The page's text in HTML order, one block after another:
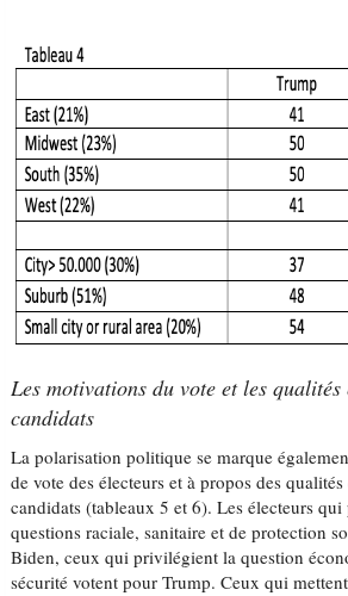
Les motivations du vote et les qualités
candidats
La polarisation politique se marque
de vote des électeurs et à propos des
candidats (tableaux 5 et 6). Les électeurs
questions raciale, sanitaire et de protection
Biden, ceux qui privilégient la question
sécurité votent pour Trump. Ceux qui